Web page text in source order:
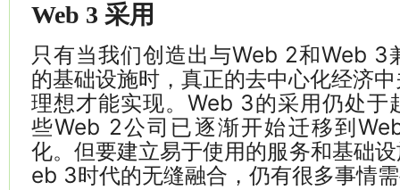
Web 3 采用
只有当我们创造出与Web 2和Web 3
的基础设施时，真正的去中心化经济
理想才能实现。Web 3的采用仍处于
些Web 2公司已逐渐开始迁移到
化。但要建立易于使用的服务和基础
eb 3时代的无缝融合，仍有很多事情